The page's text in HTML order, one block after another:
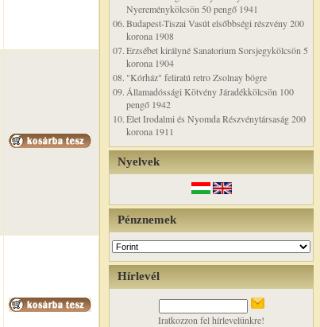
Nyereménykölcsön 50 pengő 1941
06.Budapest-Tiszai Vasút elsőbbségi részvény 200
korona 1908
07.Erzsébet királyné Sanatorium Sorsjegykölcsön 5
korona 1904
08. "Kórház" feliratú retro Zsolnay bögre
09. Államadóssági Kötvény Járadékkölcsön 100
pengő 1942
10.Élet Irodalmi és Nyomda Részvénytársaság 200
korona 1911
Nyelvek
Pénznemek
Hírlevél
Iratkozzon fel hírlevelünkre!